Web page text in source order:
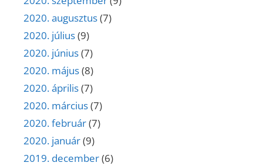
2020. augusztus(7)
2020. július(9)
2020. június(7)
2020. május(8)
2020. április(7)
2020. március(7)
2020. február(7)
2020. január(9)
2019. december(6)